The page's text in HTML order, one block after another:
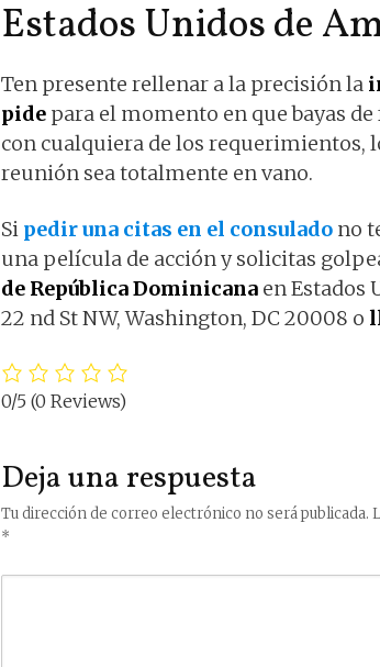
Estados Unidos de
Ten presente rellenar a la precisión la
pide para el momento en que bayas
con cualquiera de los requerimientos,
reunión sea totalmente en vano.
Si pedir una citas en el consulado no
una película de acción y solicitas
de República Dominicana en Estados
22 nd St NW, Washington, DC 20008 o
0/5 (0 Reviews)
Deja una respuesta
Tu dirección de correo electrónico no será publicada.
*